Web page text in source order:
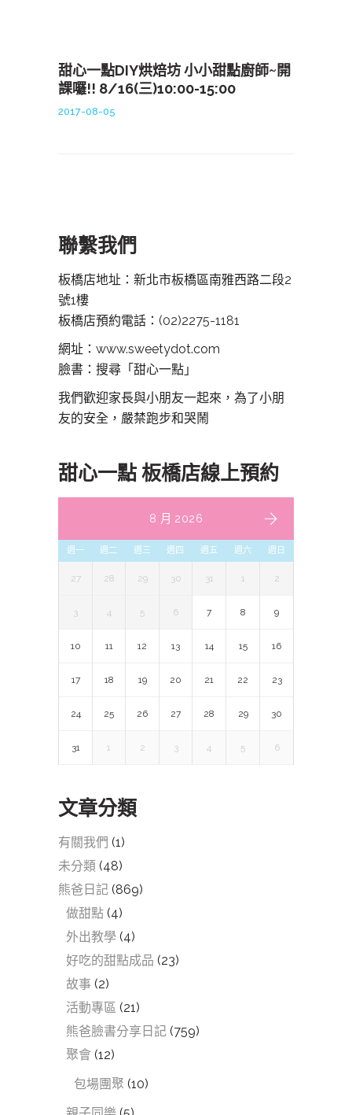
甜心一點DIY烘焙坊 小小甜點廚師~開
課囉!! 8/16(三)10:00-15:00
2017-08-05
聯繫我們
板橋店地址：新北市板橋區南雅西路二段2
號1樓
板橋店預約電話： (02)2275-1181
網址：www.sweetydot.com
臉書：搜尋「甜心一點」
我們歡迎家長與小朋友一起來，為了小朋
友的安全，嚴禁跑步和哭鬧
甜心一點 板橋店線上預約
8 月 2026
週一 週二 週三 週四 週五 週六 週日
27 28 29 30 31 1 2
3 4 5 6 7 8 9
10 11 12 13 14 15 16
17 18 19 20 21 22 23
24 25 26 27 28 29 30
31 1 2 3 4 5 6
文章分類
有關我們 (1)
未分類 (48)
熊爸日記 (869)
做甜點 (4)
外出教學 (4)
好吃的甜點成品 (23)
故事 (2)
活動專區 (21)
熊爸臉書分享日記 (759)
聚會 (12)
包場團聚 (10)